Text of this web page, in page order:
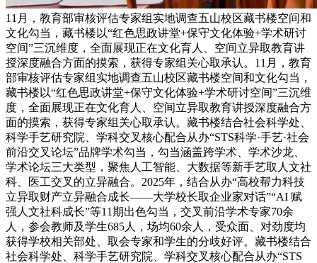
11月，教育部审核评估专家组实地调查五山校区藏书楼空间和
文化勾当，藏书楼以“红色思政讲堂+保守文化体验+学术研讨
空间”三沉维度，全面展现正在文化育人、空间立异取教育讲
授深度融合方面的摸索，获得专家组关心取承认。11月，教育
部审核评估专家组实地调查五山校区藏书楼空间和文化勾当，
藏书楼以“红色思政讲堂+保守文化体验+学术研讨空间”三沉维
度，全面展现正在文化育人、空间立异取教育讲授深度融合方
面的摸索，获得专家组关心取承认。藏书楼结合社会科学处、
科学手艺研究院、学科交叉核心配合从办“STS科学·手艺·社会
前沿交叉论坛”品牌学术勾当，勾当涵盖跨学术、学术沙龙、
学术论坛三大类型，聚焦人工智能、大数据等新手艺取人文社
科、医工交叉的立异融合。2025年，结合从办“高校帮力科技
立异取财产立异融合成长——大学校长取企业家对话”“AI 赋
强人文社科成长”等11期出色勾当，交叉前沿学术专家70余
人，参会教师及学生685人，场均60余人，受众面、对劲度均
获得学校相关部处、取会专家和学生的分歧好评。藏书楼结合
社会科学处、科学手艺研究院、学科交叉核心配合从办“STS